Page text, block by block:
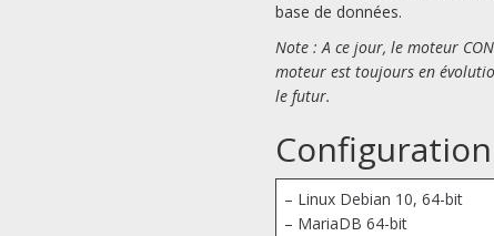
base de données.
Note : A ce jour, le moteur
moteur est toujours en
le futur.
Configuration
– Linux Debian 10, 64-bit
– MariaDB 64-bit